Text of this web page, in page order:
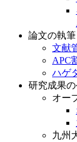
論文の執
文献
APC
ハゲ
研究成果の
オー
九州